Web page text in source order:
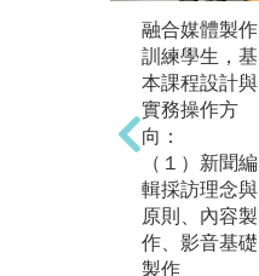
融合媒體製作
訓練學生，基
本課程設計與
實務操作方
向：
（１）新聞編
輯採訪理念與
原則、內容製
作、影音基礎
製作